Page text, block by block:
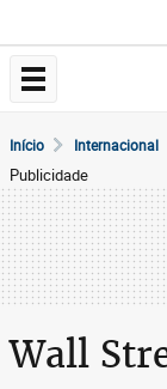
Início Internacional
Publicidade
Wall